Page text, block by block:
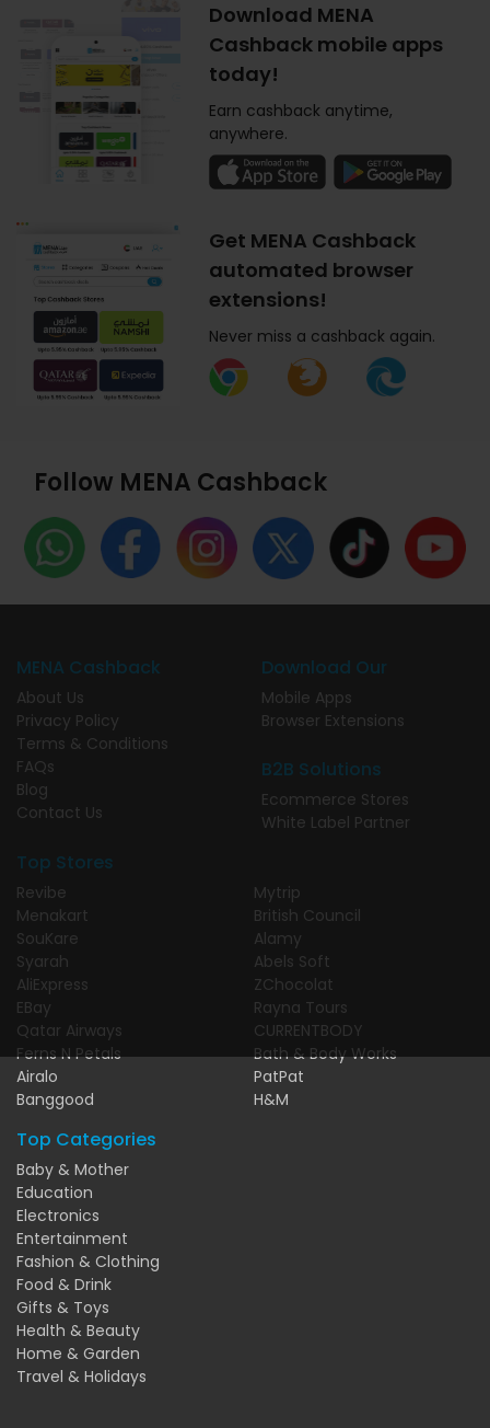
Download MENA
Cashback mobile apps
today!
Earn cashback anytime,
anywhere.
Get MENA Cashback
automated browser
extensions!
Never miss a cashback again.
Follow MENA Cashback
MENA Cashback
About Us
Privacy Policy
Terms & Conditions
FAQs
Blog
Contact Us
Download Our
Mobile Apps
Browser Extensions
B2B Solutions
Ecommerce Stores
White Label Partner
Top Stores
Revibe
Menakart
SouKare
Syarah
AliExpress
EBay
Qatar Airways
Ferns N Petals
Airalo
Banggood
Mytrip
British Council
Alamy
Abels Soft
ZChocolat
Rayna Tours
CURRENTBODY
Bath & Body Works
PatPat
H&M
Top Categories
Baby & Mother
Education
Electronics
Entertainment
Fashion & Clothing
Food & Drink
Gifts & Toys
Health & Beauty
Home & Garden
Travel & Holidays